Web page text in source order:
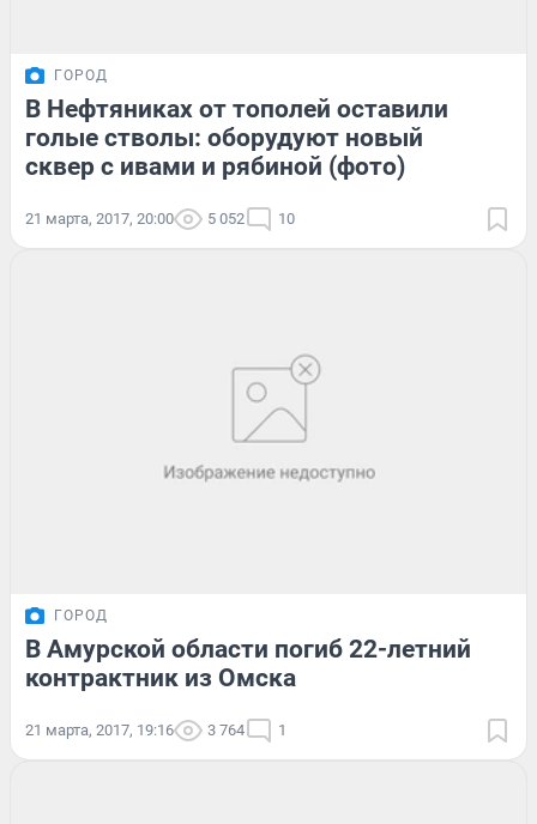
ГОРОД
В Нефтяниках от тополей оставили
голые стволы: оборудуют новый
сквер с ивами и рябиной (фото)
21 марта, 2017, 20:00 5 052 10
ГОРОД
В Амурской области погиб 22-летний
контрактник из Омска
21 марта, 2017, 19:16 3 764 1